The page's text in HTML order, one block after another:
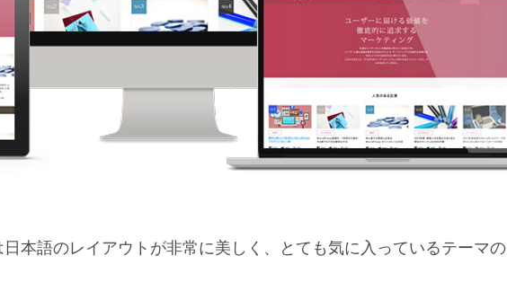
本語のレイアウトが非常に美しく、とても気に入っているテーマの